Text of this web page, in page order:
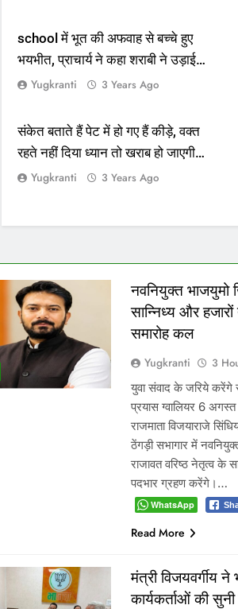
school में भूत की अफवाह से बच्चे हुए
भयभीत, प्राचार्य ने कहा शराबी ने उड़ाई
अफवाह
Yugkranti 3 Years Ago
संकेत बताते हैं पेट में हो गए हैं कीड़े, वक्त
रहते नहीं दिया ध्यान तो खराब हो जाएगी
हालतYugkranti 3 Years Ago
नवनियुक्त भाजयुमो
सान्निध्य और
समारोह कल
Yugkranti 3
युवा संवाद के जरिये करेंगे
प्रयास ग्वालियर 6
राजमाता विजयाराजे
ठेंगड़ी सभागार में
राजावत वरिष्ठ नेतृत्व के
पदभार ग्रहण करेंगे।…
WhatsApp
Read More
मंत्री विजयवर्गीय
कार्यकर्ताओं की